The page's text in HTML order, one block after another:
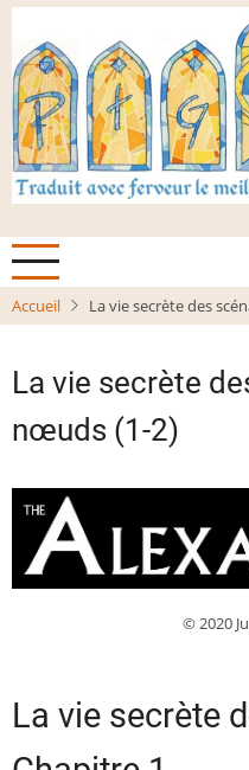
Aller
contenu
principal
Accueil La vie secrète des
La vie secrète
nœuds (1-2)
© 2020
La vie secrète